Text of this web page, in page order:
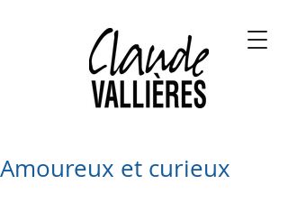
Amoureux et curieux